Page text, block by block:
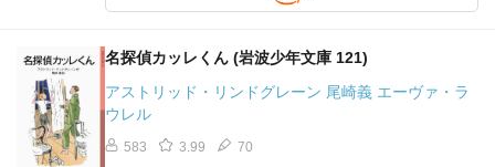
名探偵カッレくん (岩波少年文庫 121)
アストリッド・リンドグレーン 尾崎義 エーヴァ・ラ
ウレル
583 3.99 70